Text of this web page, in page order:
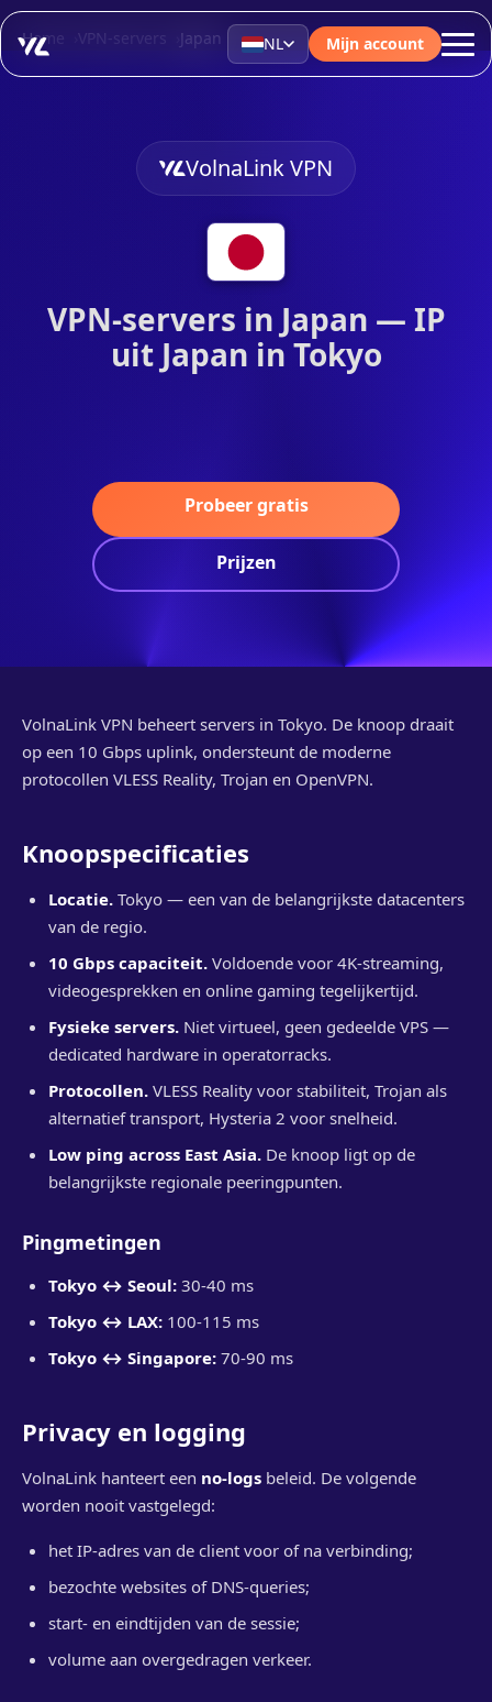
NL Mijn account
Home VPN-servers Japan
VolnaLink VPN
VPN-servers in Japan — IP
uit Japan in Tokyo
Probeer gratis
Prijzen
VolnaLink VPN beheert servers in Tokyo. De knoop draait
op een 10 Gbps uplink, ondersteunt de moderne
protocollen VLESS Reality, Trojan en OpenVPN.
Knoopspecificaties
Locatie. Tokyo — een van de belangrijkste datacenters
van de regio.
10 Gbps capaciteit. Voldoende voor 4K-streaming,
videogesprekken en online gaming tegelijkertijd.
Fysieke servers. Niet virtueel, geen gedeelde VPS —
dedicated hardware in operatorracks.
Protocollen. VLESS Reality voor stabiliteit, Trojan als
alternatief transport, Hysteria 2 voor snelheid.
Low ping across East Asia. De knoop ligt op de
belangrijkste regionale peeringpunten.
Pingmetingen
Tokyo ↔ Seoul: 30-40 ms
Tokyo ↔ LAX: 100-115 ms
Tokyo ↔ Singapore: 70-90 ms
Privacy en logging
VolnaLink hanteert een no-logs beleid. De volgende
worden nooit vastgelegd:
het IP-adres van de client voor of na verbinding;
bezochte websites of DNS-queries;
start- en eindtijden van de sessie;
volume aan overgedragen verkeer.